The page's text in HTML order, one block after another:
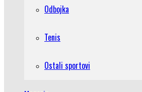
Odbojka
Tenis
Ostali sportovi